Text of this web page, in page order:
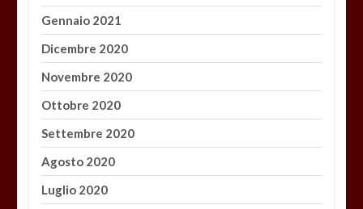
Gennaio 2021
Dicembre 2020
Novembre 2020
Ottobre 2020
Settembre 2020
Agosto 2020
Luglio 2020